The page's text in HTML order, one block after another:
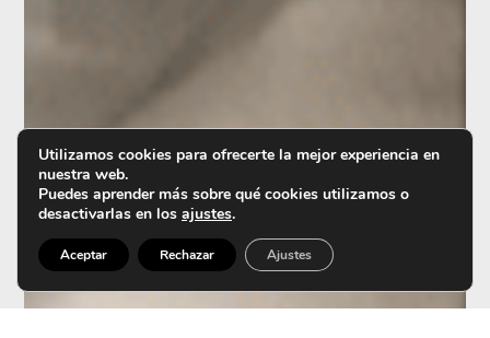
Utilizamos cookies para ofrecerte la mejor experiencia en
nuestra web.
Puedes aprender más sobre qué cookies utilizamos o
desactivarlas en los ajustes.
Aceptar Rechazar Ajustes